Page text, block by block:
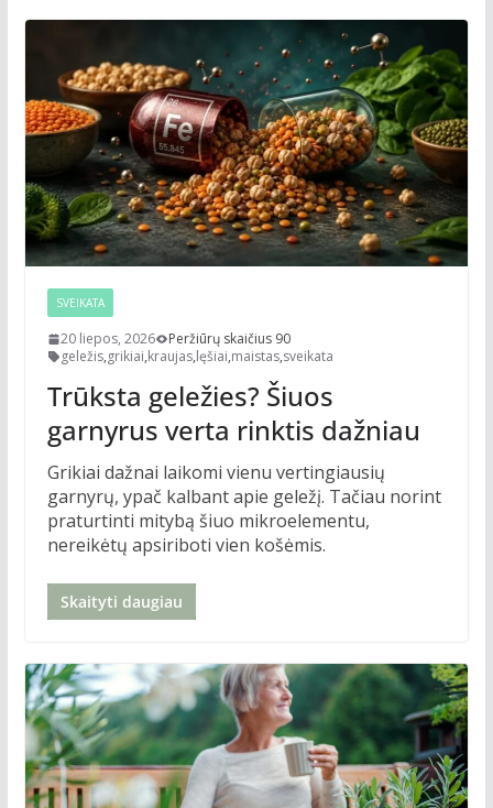
SVEIKATA
20 liepos, 2026
Peržiūrų skaičius 90
geležis,grikiai,kraujas,lęšiai,maistas,sveikata
Trūksta geležies? Šiuos
garnyrus verta rinktis dažniau
Grikiai dažnai laikomi vienu vertingiausių
garnyrų, ypač kalbant apie geležį. Tačiau norint
praturtinti mitybą šiuo mikroelementu,
nereikėtų apsiriboti vien košėmis.
Skaityti daugiau